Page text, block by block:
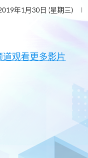
年1月30日 (星期三)
观看更多影片